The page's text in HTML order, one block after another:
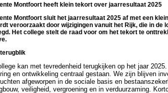
Montfoort heeft klein tekort over jaarresultaat 2025
Montfoort sluit het jaarresultaat 2025 af met een
veroorzaakt door wijzigingen vanuit het Rijk, die in de
Het college stelt de raad voor om het tekort te
kan met tevredenheid terugkijken op het jaar
en ontwikkeling centraal gestaan. We zijn blijven
afgeworpen in de sociale basis en
veiligheid, vergroening en in verduurzaming.